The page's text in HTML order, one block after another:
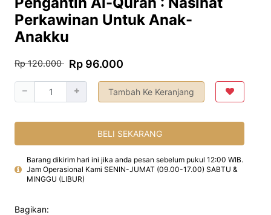
Perkawinan Untuk Anak-
Anakku
Rp 120.000 Rp 96.000
Tambah Ke Keranjang
BELI SEKARANG
Barang dikirim hari ini jika anda pesan sebelum pukul 12:00 WIB.
Jam Operasional Kami SENIN-JUMAT (09.00-17.00) SABTU &
MINGGU (LIBUR)
Bagikan: